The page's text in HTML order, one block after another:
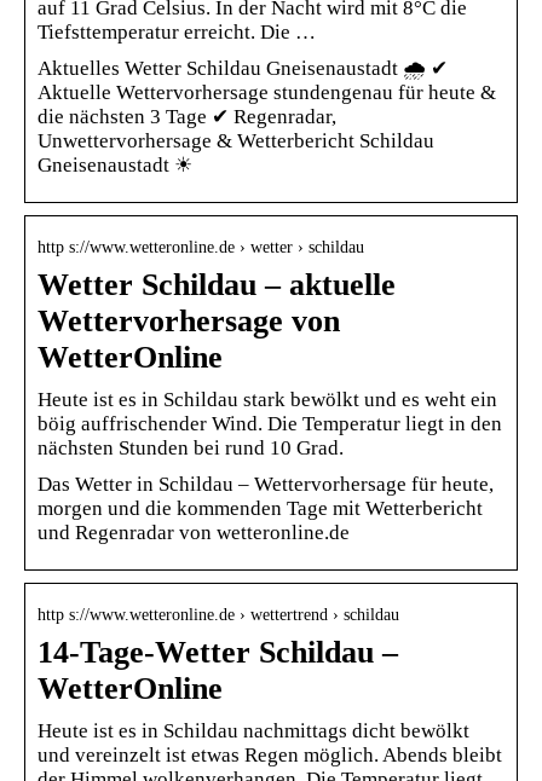
auf 11 Grad Celsius. In der Nacht wird mit 8°C die
Tiefsttemperatur erreicht. Die …
Aktuelles Wetter Schildau Gneisenaustadt 🌧️ ✔
Aktuelle Wettervorhersage stundengenau für heute &
die nächsten 3 Tage ✔ Regenradar,
Unwettervorhersage & Wetterbericht Schildau
Gneisenaustadt ☀
http s://www.wetteronline.de › wetter › schildau
Wetter Schildau – aktuelle
Wettervorhersage von
WetterOnline
Heute ist es in Schildau stark bewölkt und es weht ein
böig auffrischender Wind. Die Temperatur liegt in den
nächsten Stunden bei rund 10 Grad.
Das Wetter in Schildau – Wettervorhersage für heute,
morgen und die kommenden Tage mit Wetterbericht
und Regenradar von wetteronline.de
http s://www.wetteronline.de › wettertrend › schildau
14-Tage-Wetter Schildau –
WetterOnline
Heute ist es in Schildau nachmittags dicht bewölkt
und vereinzelt ist etwas Regen möglich. Abends bleibt